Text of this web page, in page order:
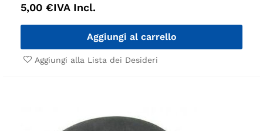
5,00 €IVA Incl.
Aggiungi al carrello
Aggiungi alla Lista dei Desideri